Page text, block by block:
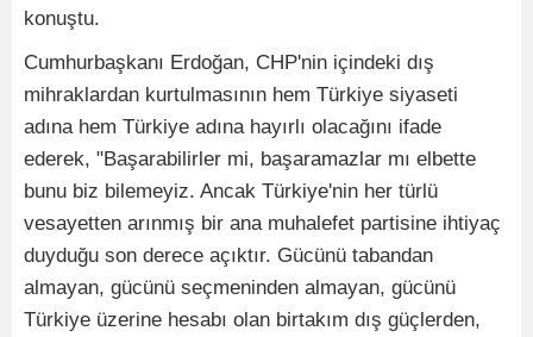
konuştu.
Cumhurbaşkanı Erdoğan, CHP'nin içindeki dış
mihraklardan kurtulmasının hem Türkiye siyaseti
adına hem Türkiye adına hayırlı olacağını ifade
ederek, "Başarabilirler mi, başaramazlar mı elbette
bunu biz bilemeyiz. Ancak Türkiye'nin her türlü
vesayetten arınmış bir ana muhalefet partisine ihtiyaç
duyduğu son derece açıktır. Gücünü tabandan
almayan, gücünü seçmeninden almayan, gücünü
Türkiye üzerine hesabı olan birtakım dış güçlerden,